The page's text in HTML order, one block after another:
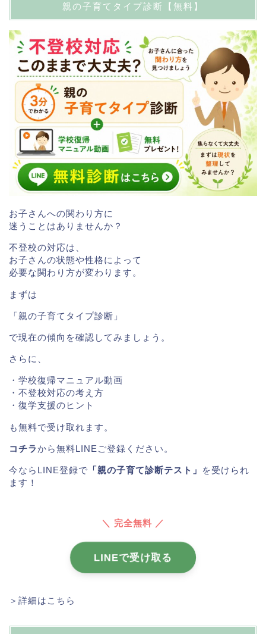
親の子育てタイプ診断【無料】
お子さんへの関わり方に
迷うことはありませんか？
不登校の対応は、
お子さんの状態や性格によって
必要な関わり方が変わります。
まずは
「親の子育てタイプ診断」
で現在の傾向を確認してみましょう。
さらに、
・学校復帰マニュアル動画
・不登校対応の考え方
・復学支援のヒント
も無料で受け取れます。
コチラから無料LINEご登録ください。
今ならLINE登録で 「親の子育て診断テスト」
を受けられ
ます！
＼ 完全無料 ／
LINEで受け取る
＞詳細はこちら